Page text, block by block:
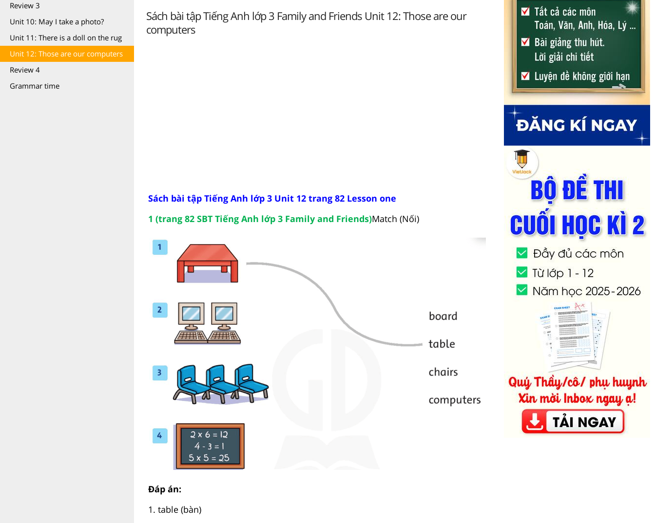
Review 3
Unit 10: May I take a photo?
Unit 11: There is a doll on the rug
Unit 12: Those are our computers
Review 4
Grammar time
Sách bài tập Tiếng Anh lớp 3 Family and Friends Unit 12: Those are our
computers
Sách bài tập Tiếng Anh lớp 3 Unit 12 trang 82 Lesson one
1 (trang 82 SBT Tiếng Anh lớp 3 Family and Friends)Match (Nối)
Đáp án:
1. table (bàn)